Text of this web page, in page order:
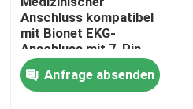
Fabrik Tour
Qualitätskontrolle
Anschluss kompatibel
mit Bionet EKG-
Anschluss mit 7-Pin
Grün
Anfrage absenden